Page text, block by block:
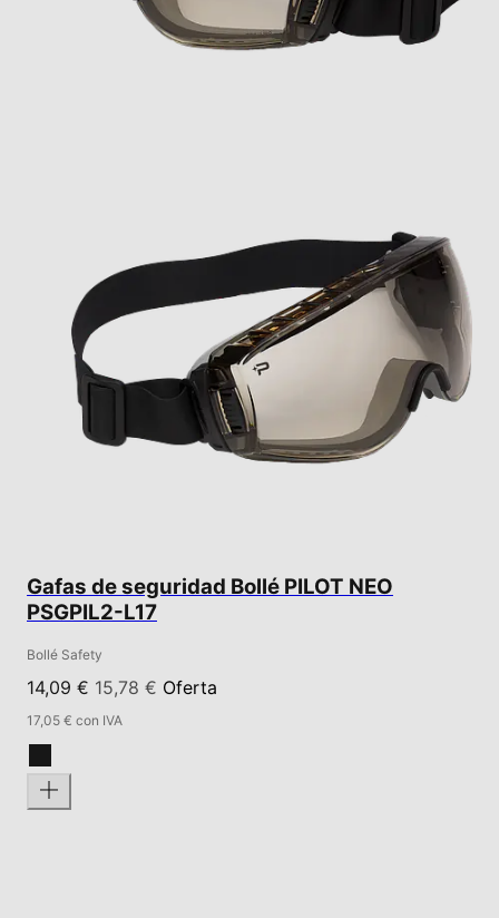
Gafas de seguridad Bollé PILOT NEO
PSGPIL2-L17
Bollé Safety
14,09 € 15,78 € Oferta
17,05 € con IVA